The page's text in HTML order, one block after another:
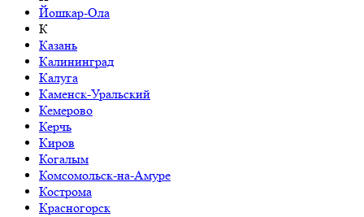
Йошкар-Ола
К
Казань
Калининград
Калуга
Каменск-Уральский
Кемерово
Керчь
Киров
Когалым
Комсомольск-на-Амуре
Кострома
Красногорск